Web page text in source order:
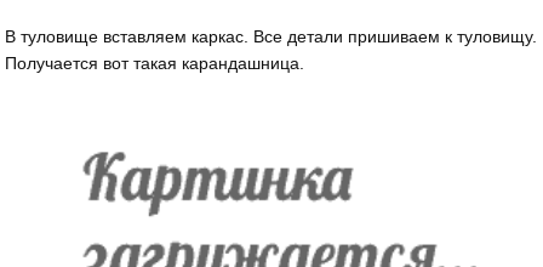
В туловище вставляем каркас. Все детали пришиваем к туловищу.
Получается вот такая карандашница.